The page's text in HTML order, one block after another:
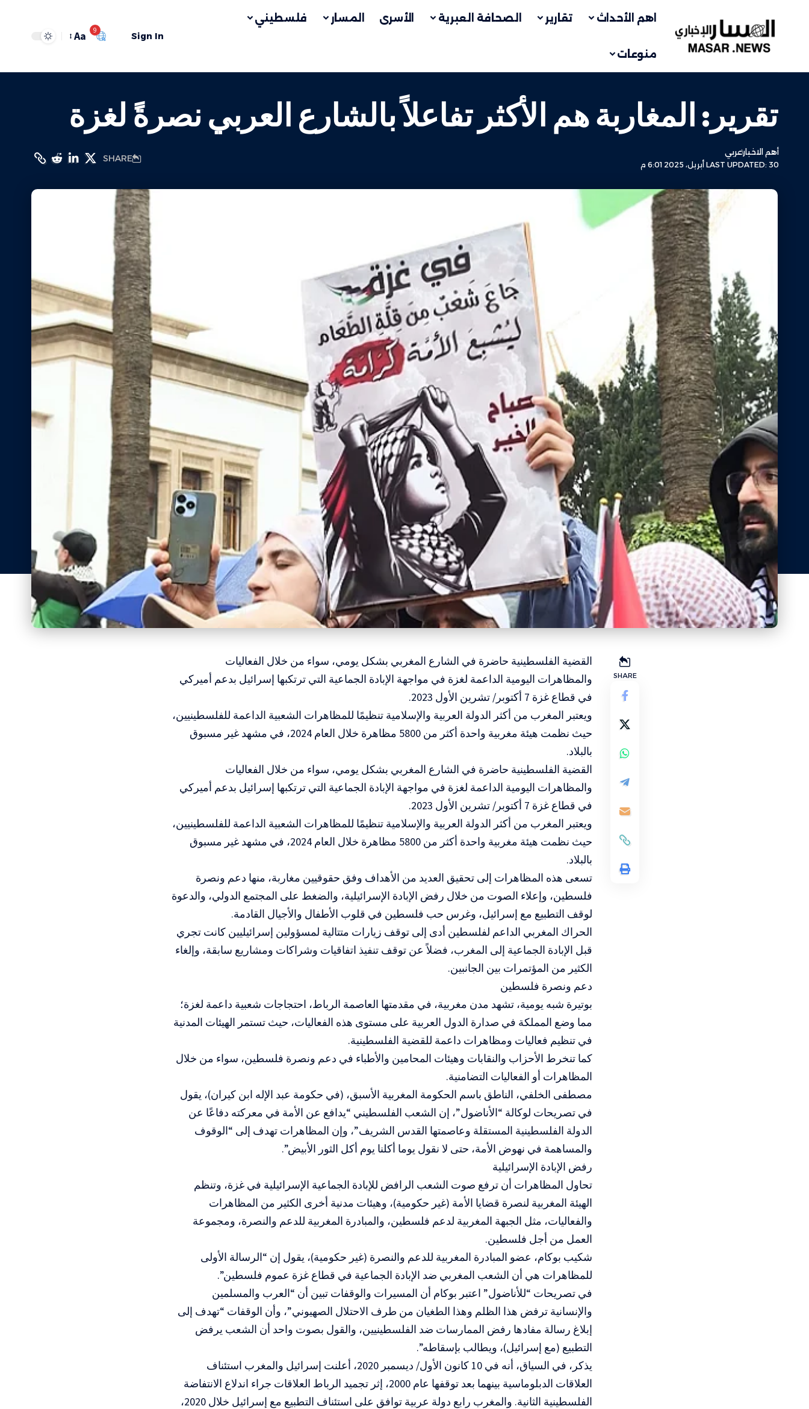
اهم الأحداث تقارير الصحافة العبرية الأسرى المسار فلسطيني
منوعات
Sign In
9
Aa
تقرير: المغاربة هم الأكثر تفاعلاً بالشارع العربي نصرةً لغزة
LAST UPDATED: 30 أبريل، 2025 6:01 م
أهم الاخبارعربي
SHARE
SHARE
القضية الفلسطينية حاضرة في الشارع المغربي بشكل يومي، سواء من خلال الفعاليات
والمظاهرات اليومية الداعمة لغزة في مواجهة الإبادة الجماعية التي ترتكبها إسرائيل بدعم أميركي
في قطاع غزة 7 أكتوبر/ تشرين الأول 2023.
ويعتبر المغرب من أكثر الدولة العربية والإسلامية تنظيمًا للمظاهرات الشعبية الداعمة للفلسطينيين،
حيث نظمت هيئة مغربية واحدة أكثر من 5800 مظاهرة خلال العام 2024، في مشهد غير مسبوق
بالبلاد.
القضية الفلسطينية حاضرة في الشارع المغربي بشكل يومي، سواء من خلال الفعاليات
والمظاهرات اليومية الداعمة لغزة في مواجهة الإبادة الجماعية التي ترتكبها إسرائيل بدعم أميركي
في قطاع غزة 7 أكتوبر/ تشرين الأول 2023.
ويعتبر المغرب من أكثر الدولة العربية والإسلامية تنظيمًا للمظاهرات الشعبية الداعمة للفلسطينيين،
حيث نظمت هيئة مغربية واحدة أكثر من 5800 مظاهرة خلال العام 2024، في مشهد غير مسبوق
بالبلاد.
تسعى هذه المظاهرات إلى تحقيق العديد من الأهداف وفق حقوقيين مغاربة، منها دعم ونصرة
فلسطين، وإعلاء الصوت من خلال رفض الإبادة الإسرائيلية، والضغط على المجتمع الدولي، والدعوة
لوقف التطبيع مع إسرائيل، وغرس حب فلسطين في قلوب الأطفال والأجيال القادمة.
الحراك المغربي الداعم لفلسطين أدى إلى توقف زيارات متتالية لمسؤولين إسرائيليين كانت تجري
قبل الإبادة الجماعية إلى المغرب، فضلاً عن توقف تنفيذ اتفاقيات وشراكات ومشاريع سابقة، وإلغاء
الكثير من المؤتمرات بين الجانبين.
دعم ونصرة فلسطين
بوتيرة شبه يومية، تشهد مدن مغربية، في مقدمتها العاصمة الرباط، احتجاجات شعبية داعمة لغزة؛
مما وضع المملكة في صدارة الدول العربية على مستوى هذه الفعاليات، حيث تستمر الهيئات المدنية
في تنظيم فعاليات ومظاهرات داعمة للقضية الفلسطينية.
كما تنخرط الأحزاب والنقابات وهيئات المحامين والأطباء في دعم ونصرة فلسطين، سواء من خلال
المظاهرات أو الفعاليات التضامنية.
مصطفى الخلفي، الناطق باسم الحكومة المغربية الأسبق، (في حكومة عبد الإله ابن كيران)، يقول
في تصريحات لوكالة “الأناضول”، إن الشعب الفلسطيني “يدافع عن الأمة في معركته دفاعًا عن
الدولة الفلسطينية المستقلة وعاصمتها القدس الشريف”، وإن المظاهرات تهدف إلى “الوقوف
والمساهمة في نهوض الأمة، حتى لا نقول يوما أكلنا يوم أكل الثور الأبيض”.
رفض الإبادة الإسرائيلية
تحاول المظاهرات أن ترفع صوت الشعب الرافض للإبادة الجماعية الإسرائيلية في غزة، وتنظم
الهيئة المغربية لنصرة قضايا الأمة (غير حكومية)، وهيئات مدنية أخرى الكثير من المظاهرات
والفعاليات، مثل الجبهة المغربية لدعم فلسطين، والمبادرة المغربية للدعم والنصرة، ومجموعة
العمل من أجل فلسطين.
شكيب بوكام، عضو المبادرة المغربية للدعم والنصرة (غير حكومية)، يقول إن “الرسالة الأولى
للمظاهرات هي أن الشعب المغربي ضد الإبادة الجماعية في قطاع غزة عموم فلسطين”.
في تصريحات “للأناضول” اعتبر بوكام أن المسيرات والوقفات تبين أن “العرب والمسلمين
والإنسانية ترفض هذا الظلم وهذا الطغيان من طرف الاحتلال الصهيوني”، وأن الوقفات “تهدف إلى
إبلاغ رسالة مفادها رفض الممارسات ضد الفلسطينيين، والقول بصوت واحد أن الشعب يرفض
التطبيع (مع إسرائيل)، ويطالب بإسقاطه”.
يذكر، في السياق، أنه في 10 كانون الأول/ ديسمبر 2020، أعلنت إسرائيل والمغرب استئناف
العلاقات الدبلوماسية بينهما بعد توقفها عام 2000، إثر تجميد الرباط العلاقات جراء اندلاع الانتفاضة
الفلسطينية الثانية. والمغرب رابع دولة عربية توافق على استئناف التطبيع مع إسرائيل خلال 2020،